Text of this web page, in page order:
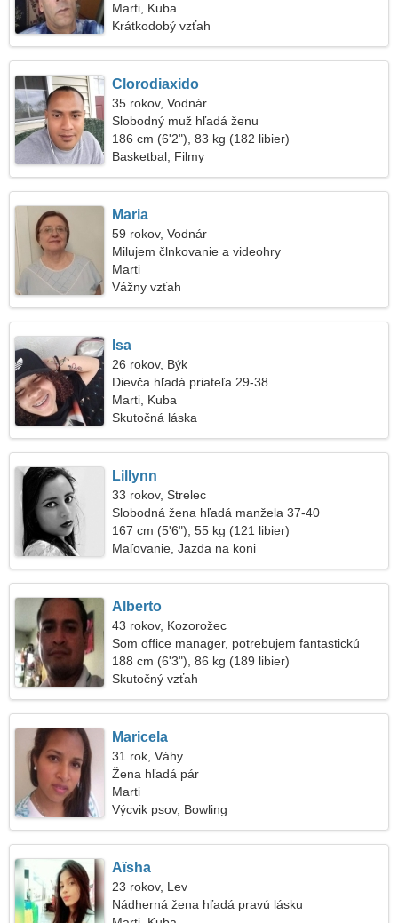
Marti, Kuba
Krátkodobý vzťah
Clorodiaxido
35 rokov, Vodnár
Slobodný muž hľadá ženu
186 cm (6'2"), 83 kg (182 libier)
Basketbal, Filmy
Maria
59 rokov, Vodnár
Milujem člnkovanie a videohry
Marti
Vážny vzťah
Isa
26 rokov, Býk
Dievča hľadá priateľa 29-38
Marti, Kuba
Skutočná láska
Lillynn
33 rokov, Strelec
Slobodná žena hľadá manžela 37-40
167 cm (5'6"), 55 kg (121 libier)
Maľovanie, Jazda na koni
Alberto
43 rokov, Kozorožec
Som office manager, potrebujem fantastickú
ženu
188 cm (6'3"), 86 kg (189 libier)
Skutočný vzťah
Maricela
31 rok, Váhy
Žena hľadá pár
Marti
Výcvik psov, Bowling
Aïsha
23 rokov, Lev
Nádherná žena hľadá pravú lásku